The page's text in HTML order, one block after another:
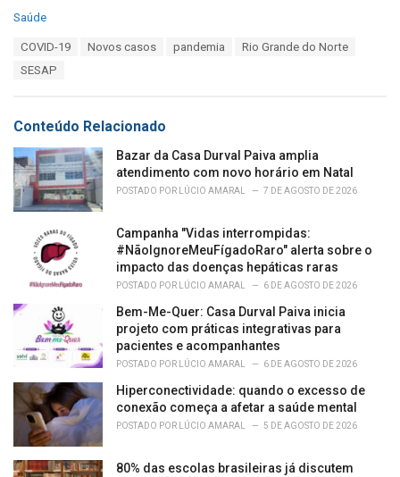
C
i
e
s
:
Saúde
COVID-19 Novos casos pandemia
Rio Grande do Norte
SESAP
Conteúdo Relacionado
Bazar da Casa Durval Paiva amplia
atendimento com novo horário em Natal
POSTADO POR LÚCIO AMARAL 7 DE AGOSTO DE 2026
Campanha "Vidas interrompidas:
#NãoIgnoreMeuFígadoRaro" alerta sobre o
impacto das doenças hepáticas raras
POSTADO POR LÚCIO AMARAL 6 DE AGOSTO DE 2026
Bem-Me-Quer: Casa Durval Paiva inicia
projeto com práticas integrativas para
pacientes e acompanhantes
POSTADO POR LÚCIO AMARAL 6 DE AGOSTO DE 2026
Hiperconectividade: quando o excesso de
conexão começa a afetar a saúde mental
POSTADO POR LÚCIO AMARAL 5 DE AGOSTO DE 2026
80% das escolas brasileiras já discutem